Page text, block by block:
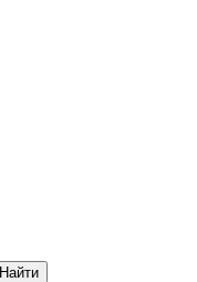
Найти